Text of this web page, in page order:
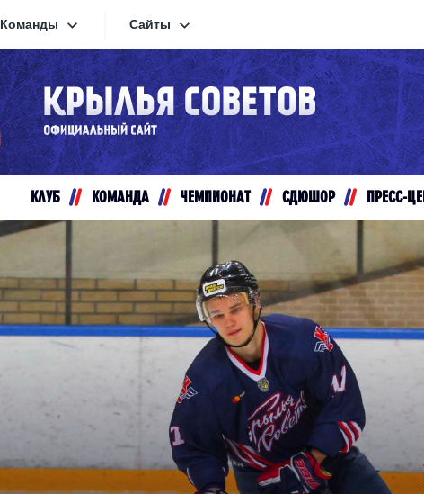
Команды
Конференция «Запад»
Дивизион Золотой
Академия Михайлова
МХК Динамо СПб
МХК Динамо-М
Дивизион Серебряный
Академия СКА
Конференция «Восток»
Дивизион Золотой
Авто
Мамонты Югры
Омские Ястребы
Стальные Лисы
Толпар
Чайка
Дивизион Серебряный
АКМ-Новомосковск
Сайты
Сайты
Видеотрансляции
Хайлайты
Интернет-магазин
Приложение МХЛ
КЛУБ КОМАНДА ЧЕМПИОНАТ СДЮШОР ПРЕСС-